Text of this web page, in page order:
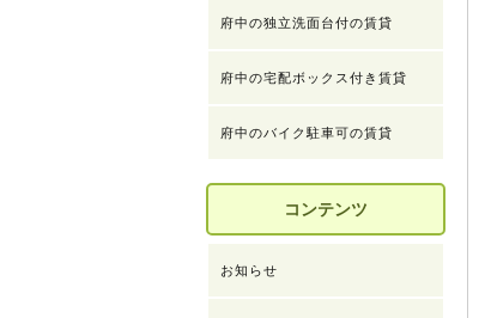
府中の独立洗面台付の賃貸
府中の宅配ボックス付き賃貸
府中のバイク駐車可の賃貸
コンテンツ
お知らせ